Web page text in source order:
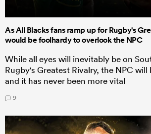
As All Blacks fans ramp up for Rugby's
would be foolhardy to overlook the NPC
While all eyes will inevitably be on
Rugby's Greatest Rivalry, the NPC
and it has never been more vital
9